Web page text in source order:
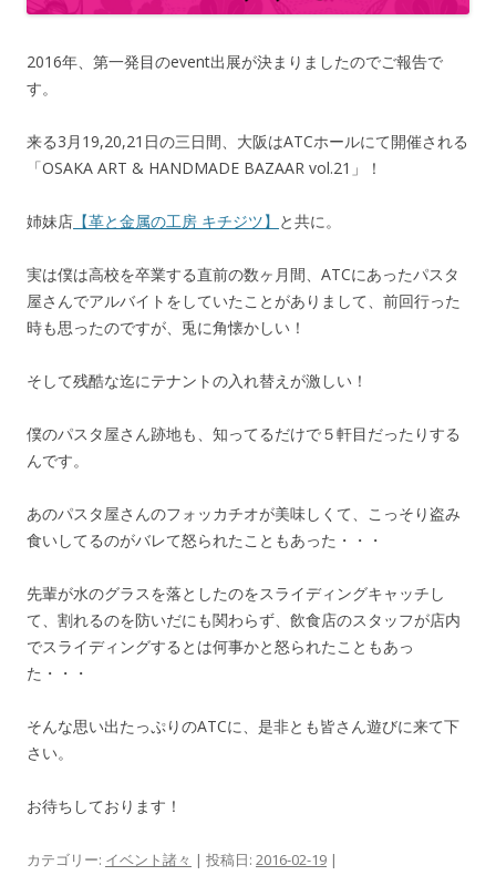
2016年、第一発目のevent出展が決まりましたのでご報告で
す。
来る3月19,20,21日の三日間、大阪はATCホールにて開催される
「OSAKA ART & HANDMADE BAZAAR vol.21」！
姉妹店 【革と金属の工房 キチジツ】 と共に。
実は僕は高校を卒業する直前の数ヶ月間、ATCにあったパスタ
屋さんでアルバイトをしていたことがありまして、前回行った
時も思ったのですが、兎に角懐かしい！
そして残酷な迄にテナントの入れ替えが激しい！
僕のパスタ屋さん跡地も、知ってるだけで５軒目だったりする
んです。
あのパスタ屋さんのフォッカチオが美味しくて、こっそり盗み
食いしてるのがバレて怒られたこともあった・・・
先輩が水のグラスを落としたのをスライディングキャッチし
て、割れるのを防いだにも関わらず、飲食店のスタッフが店内
でスライディングするとは何事かと怒られたこともあっ
た・・・
そんな思い出たっぷりのATCに、是非とも皆さん遊びに来て下
さい。
お待ちしております！
カテゴリー: イベント諸々 | 投稿日: 2016-02-19 |